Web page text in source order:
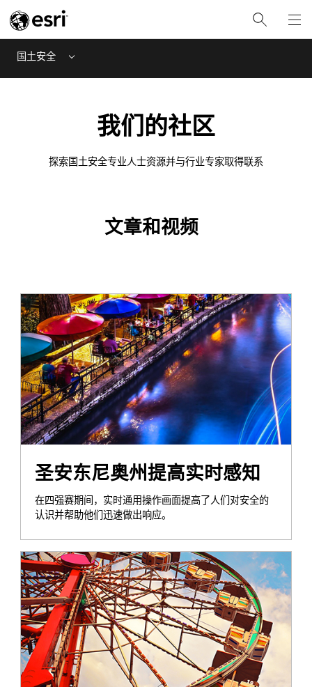
国土安全 Menu
我们的社区
探索国土安全专业人士资源并与行业专家取得联系
文章和视频
圣安东尼奥州提高实时感知
在四强赛期间，实时通用操作画面提高了人们对安全的
认识并帮助他们迅速做出响应。